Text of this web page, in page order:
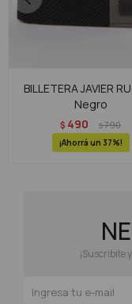
BILLETERA JAVIER
Negro
$ 490 $790
37
¡Suscribite